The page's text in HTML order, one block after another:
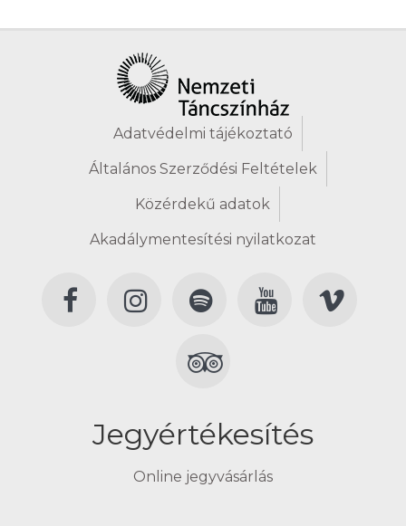
Adatvédelmi tájékoztató
Általános Szerződési Feltételek
Közérdekű adatok
Akadálymentesítési nyilatkozat
Jegyértékesítés
Online jegyvásárlás